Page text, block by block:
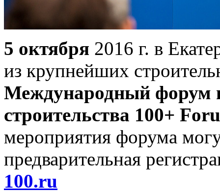
5 октября 2016 г. в
из крупнейших
Международный форум
строительства 100+
мероприятия форума
предварительная
100.ru